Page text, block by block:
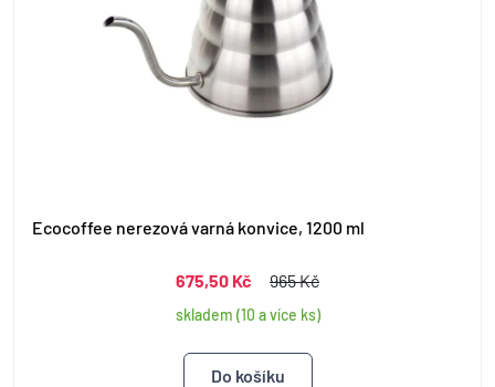
Ecocoffee nerezová varná konvice, 1200 ml
675,50 Kč 965 Kč
skladem (10 a více ks)